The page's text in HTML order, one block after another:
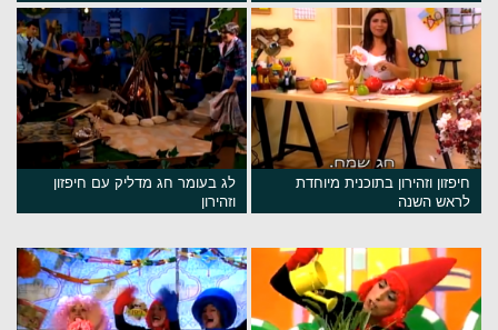
חיפזון וזהירון בתוכנית מיוחדת
לראש השנה
לג בעומר חג מדליק עם חיפזון
וזהירון